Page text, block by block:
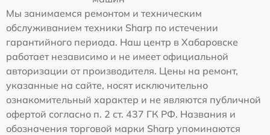
Мы занимаемся ремонтом и техническим
обслуживанием техники Sharp по истечении
гарантийного периода. Наш центр в Хабаровске
работает независимо и не имеет официальной
авторизации от производителя. Цены на ремонт,
указанные на сайте, носят исключительно
ознакомительный характер и не являются публичной
офертой согласно п. 2 ст. 437 ГК РФ. Названия и
обозначения торговой марки Sharp упоминаются